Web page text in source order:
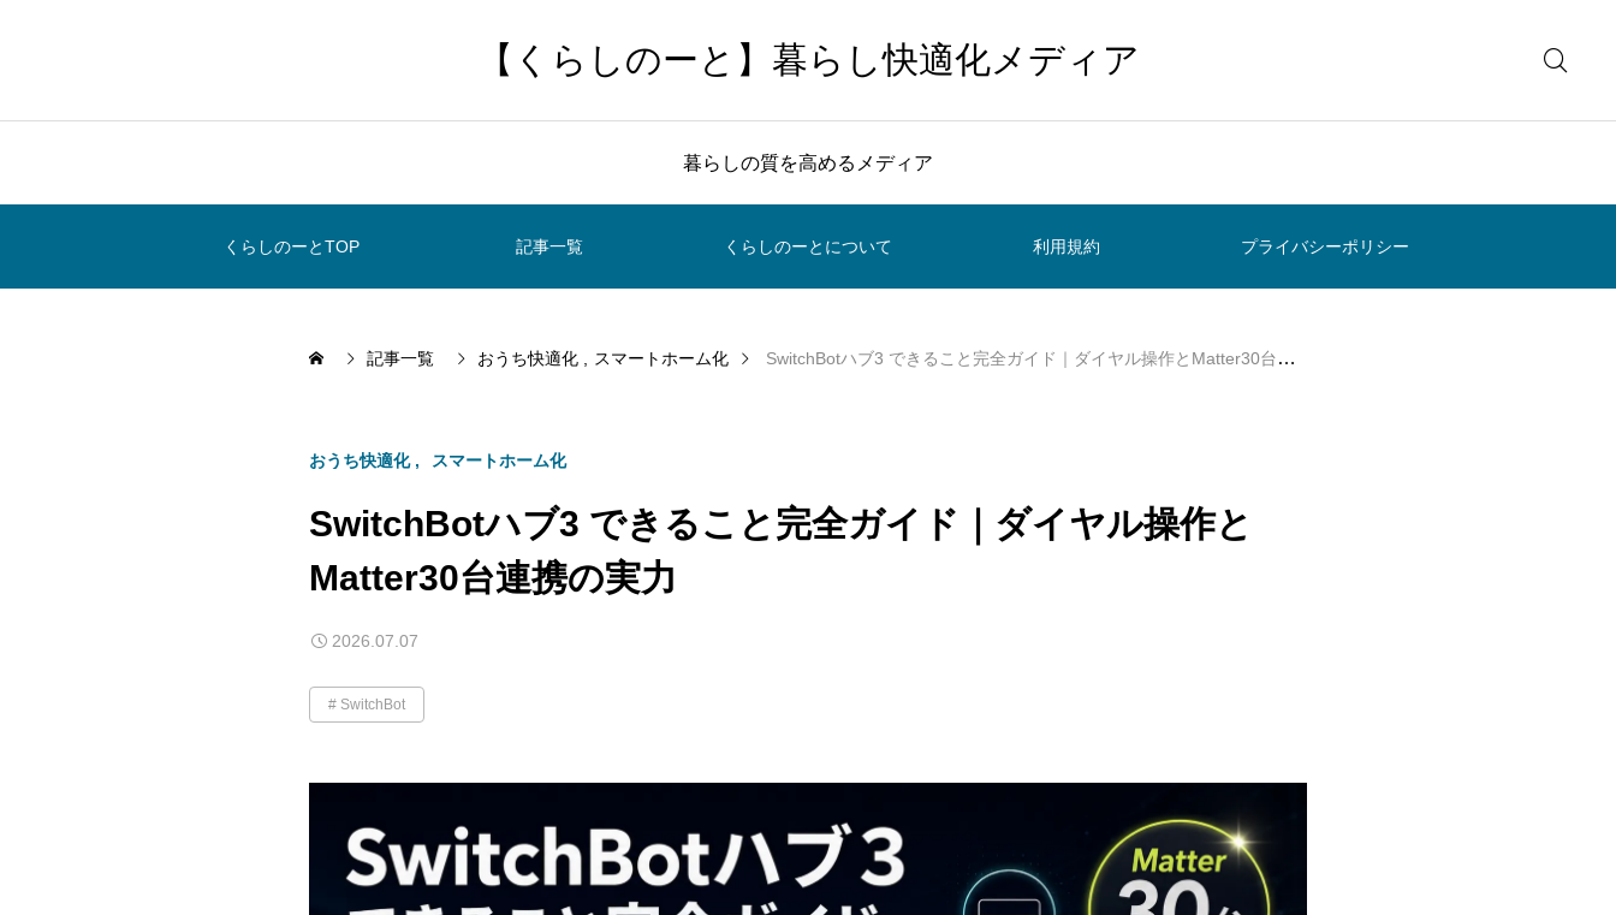
【くらしのーと】暮らし快適化メディア
暮らしの質を高めるメディア
くらしのーとTOP 記事一覧 くらしのーとについて 利用規約 プライバシーポリシー
記事一覧 おうち快適化 スマートホーム化 SwitchBotハブ3 できること完全ガイド｜ダイヤル操作とMatter30台連携の実力
おうち快適化 スマートホーム化
SwitchBotハブ3 できること完全ガイド｜ダイヤル操作と
Matter30台連携の実力
2026.07.07
SwitchBot